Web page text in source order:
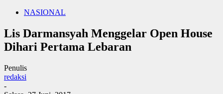
NASIONAL
Lis Darmansyah Menggelar Open House
Dihari Pertama Lebaran
Penulis
redaksi
-